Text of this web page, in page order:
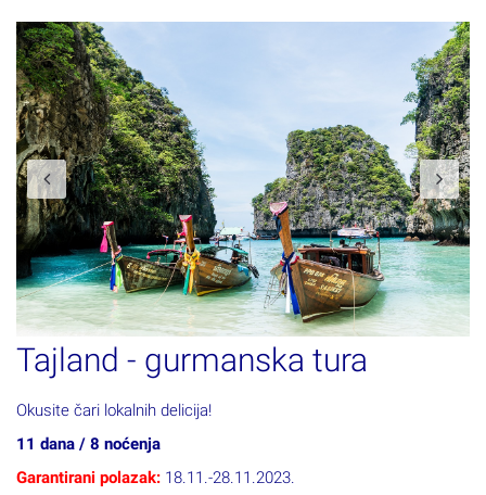
Previous
Tajland - gurmanska tura
Okusite čari lokalnih delicija!
11 dana / 8 noćenja
Garantirani polazak: 18.11.-28.11.2023.